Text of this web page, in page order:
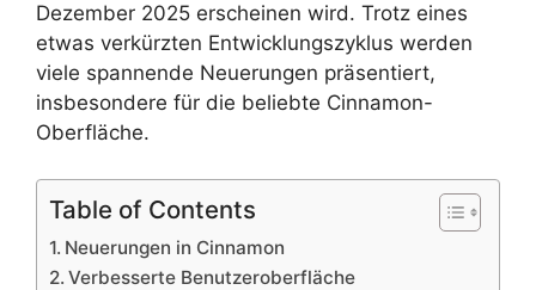
Dezember 2025 erscheinen wird. Trotz eines
etwas verkürzten Entwicklungszyklus werden
viele spannende Neuerungen präsentiert,
insbesondere für die beliebte Cinnamon-
Oberfläche.
Table of Contents
Neuerungen in Cinnamon
Verbesserte Benutzeroberfläche